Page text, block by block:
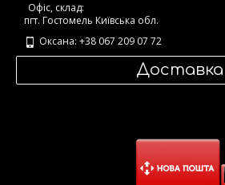
Офіс, склад:
пгт. Гостомель Київська обл.
Оксана: +38 067 209 07 72
Доставка